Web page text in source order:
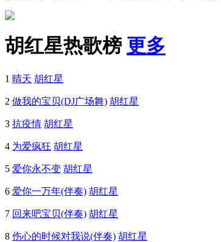
胡红星热歌榜 更多
1 晴天 胡红星
2 做我的宝贝(DJ广场舞) 胡红星
3 抗疫情 胡红星
4 为爱疯狂 胡红星
5 爱你永不变 胡红星
6 爱你一万年(伴奏) 胡红星
7 回来吧宝贝(伴奏) 胡红星
8 伤心的时候对我说(伴奏) 胡红星